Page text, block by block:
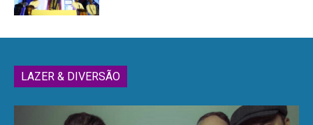
LAZER & DIVERSÃO